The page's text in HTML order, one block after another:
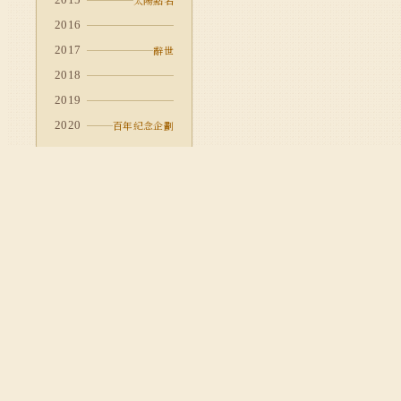
2016
2017
辭世
2018
2019
2020
百年紀念企劃